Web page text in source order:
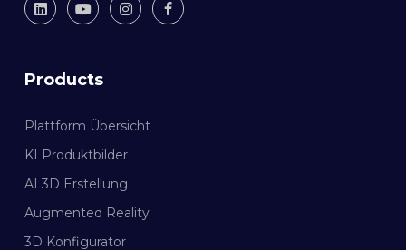
Products
Plattform Übersicht
KI Produktbilder
AI 3D Erstellung
Augmented Reality
3D Konfigurator